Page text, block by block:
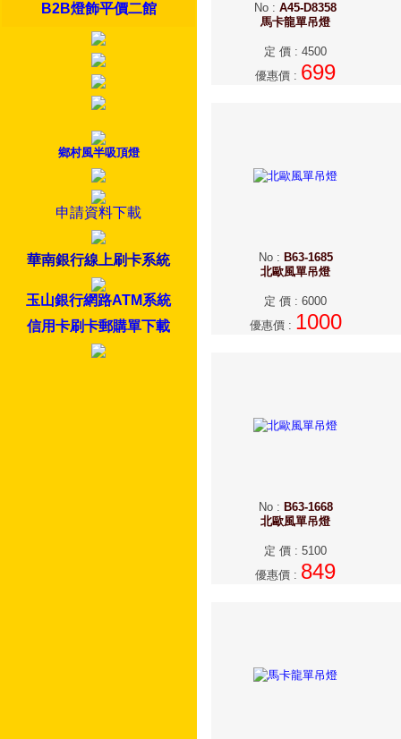
B2B燈飾平價二館
鄉村風半吸頂燈
申請資料下載
華南銀行線上刷卡系統
玉山銀行網路ATM系統
信用卡刷卡郵購單下載
No : A45-D8358
馬卡龍單吊燈
定 價 : 4500
優惠價 : 699
No: B63-1685
北歐風單吊燈
定 價 : 6000
優惠價: 1000
No: B63-1668
北歐風單吊燈
定 價 : 5100
優惠價 : 849